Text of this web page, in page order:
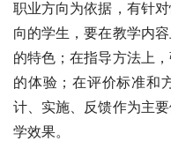
职业方向为依据，有针
向的学生，要在教学内
的特色；在指导方法上
的体验；在评价标准和
计、实施、反馈作为主
学效果。